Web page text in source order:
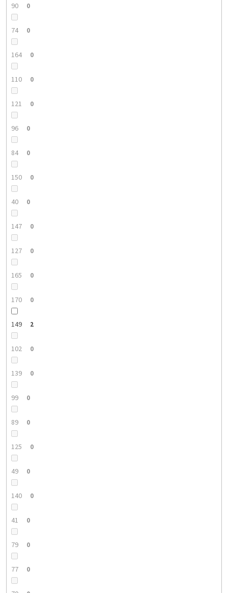
90 0
74 0
164 0
110 0
121 0
96 0
84 0
150 0
40 0
147 0
127 0
165 0
170 0
149 2
102 0
139 0
99 0
89 0
125 0
49 0
140 0
41 0
79 0
77 0